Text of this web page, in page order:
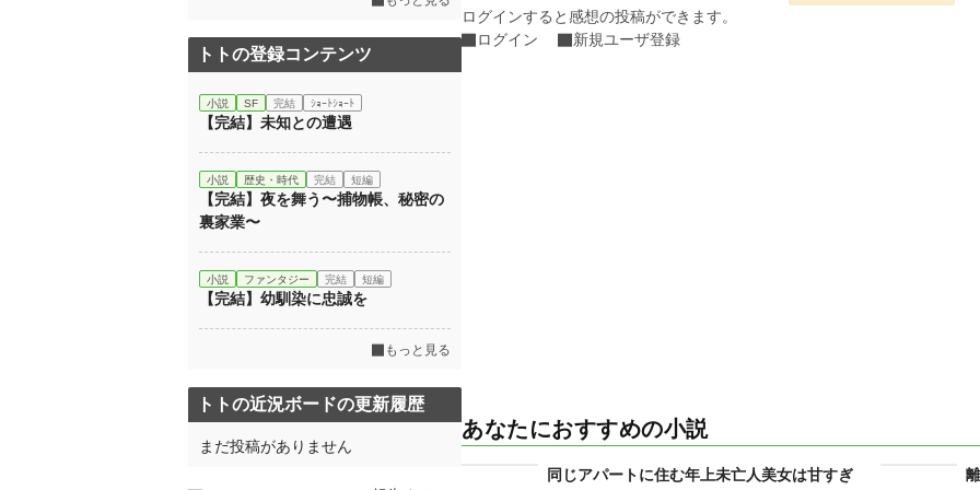
ログインすると感想の投稿ができます。
ログイン
新規ユーザ登録
あなたにおすすめの小説
同じアパートに住む年上未亡人美女は甘すぎ
トトの登録コンテンツ
小説 SF 完結 ｼｮｰﾄｼｮｰﾄ
【完結】未知との遭遇
小説 歴史・時代 完結 短編
【完結】夜を舞う〜捕物帳、秘密の
裏家業〜
小説 ファンタジー 完結 短編
【完結】幼馴染に忠誠を
もっと見る
トトの近況ボードの更新履歴
まだ投稿がありません